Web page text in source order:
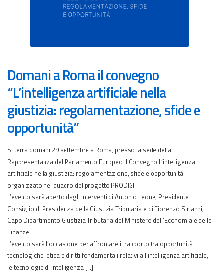
Domani a Roma il convegno
“L’intelligenza artificiale nella
giustizia: regolamentazione, sfide e
opportunità”
Si terrà domani 29 settembre a Roma, presso la sede della
Rappresentanza del Parlamento Europeo il Convegno L’intelligenza
artificiale nella giustizia: regolamentazione, sfide e opportunità
organizzato nel quadro del progetto PRODIGIT.
L’evento sarà aperto dagli interventi di Antonio Leone, Presidente
Consiglio di Presidenza della Giustizia Tributaria e di Fiorenzo Sirianni,
Capo Dipartimento Giustizia Tributaria del Ministero dell’Economia e delle
Finanze.
L’evento sarà l’occasione per affrontare il rapporto tra opportunità
tecnologiche, etica e diritti fondamentali relativi all’intelligenza artificiale,
le tecnologie di intelligenza […]